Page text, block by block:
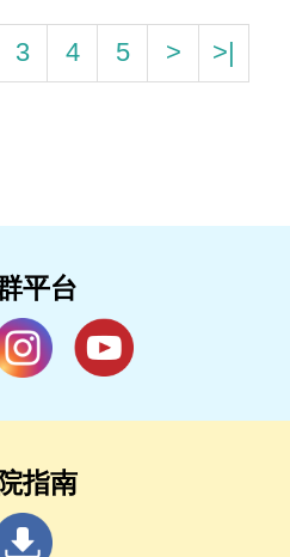
3 4 5 > >|
平台
指南